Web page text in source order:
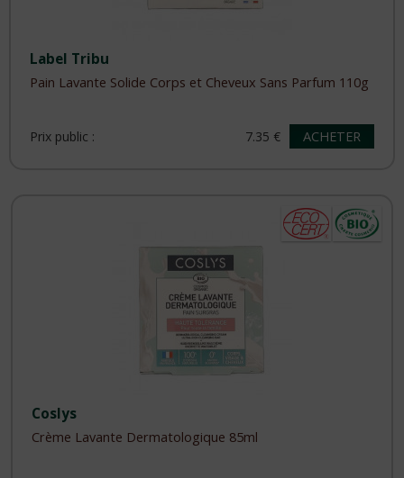
Label Tribu
Pain Lavante Solide Corps et Cheveux Sans Parfum 110g
Prix public : 7.35 € ACHETER
Coslys
Crème Lavante Dermatologique 85ml